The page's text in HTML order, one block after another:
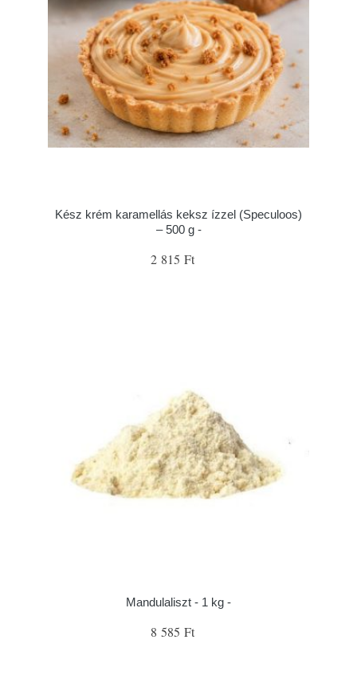
Kész krém karamellás keksz ízzel (Speculoos)
– 500 g -
2 815 Ft
Mandulaliszt - 1 kg -
8 585 Ft